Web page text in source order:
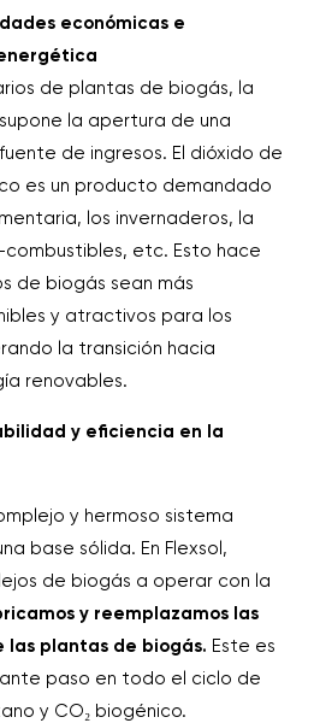
económicas e
de plantas de biogás, la
la apertura de una
de ingresos. El dióxido de
es un producto demandado
los invernaderos, la
etc. Esto hace
de biogás sean más
y atractivos para los
la transición hacia
renovables.
y eficiencia en la
y hermoso sistema
base sólida. En Flexsol,
de biogás a operar con la
y reemplazamos las
plantas de biogás. Este es
paso en todo el ciclo de
y CO₂ biogénico.